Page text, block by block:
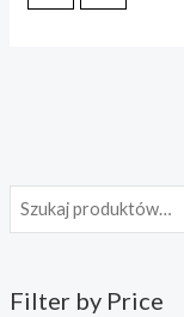
Filter by Price